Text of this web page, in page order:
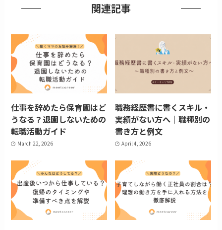
関連記事
仕事を辞めたら保育園はど
うなる？退園しないための
転職活動ガイド
March 22, 2026
職務経歴書に書くスキル・
実績がない方へ｜職種別の
書き方と例文
April 4, 2026